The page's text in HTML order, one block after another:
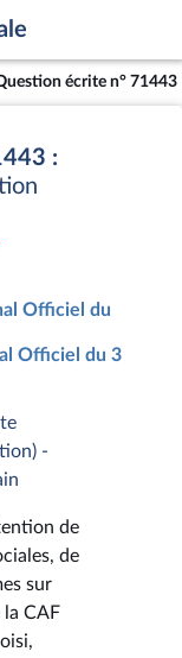
écrite n° 71443
:
Officiel du
Officiel du 3
-
de
de
sur
CAF